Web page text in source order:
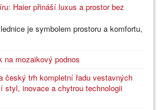
Haier přináší luxus a prostor bez
je symbolem prostoru a komfortu,
mozaikový podnos
český trh kompletní řadu vestavných
styl, inovace a chytrou technologii